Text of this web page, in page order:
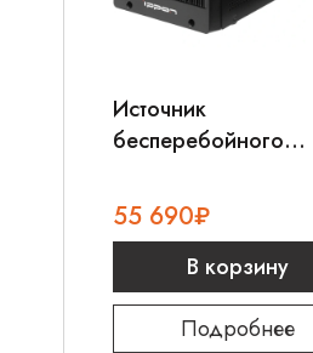
Источник
бесперебойного
TBE 2000
55 690₽
В корзину
Подробнее